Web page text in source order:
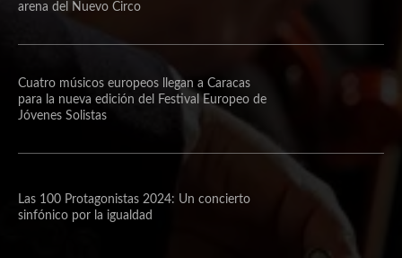
arena del Nuevo Circo
Cuatro músicos europeos llegan a Caracas
para la nueva edición del Festival Europeo de
Jóvenes Solistas
Las 100 Protagonistas 2024: Un concierto
sinfónico por la igualdad